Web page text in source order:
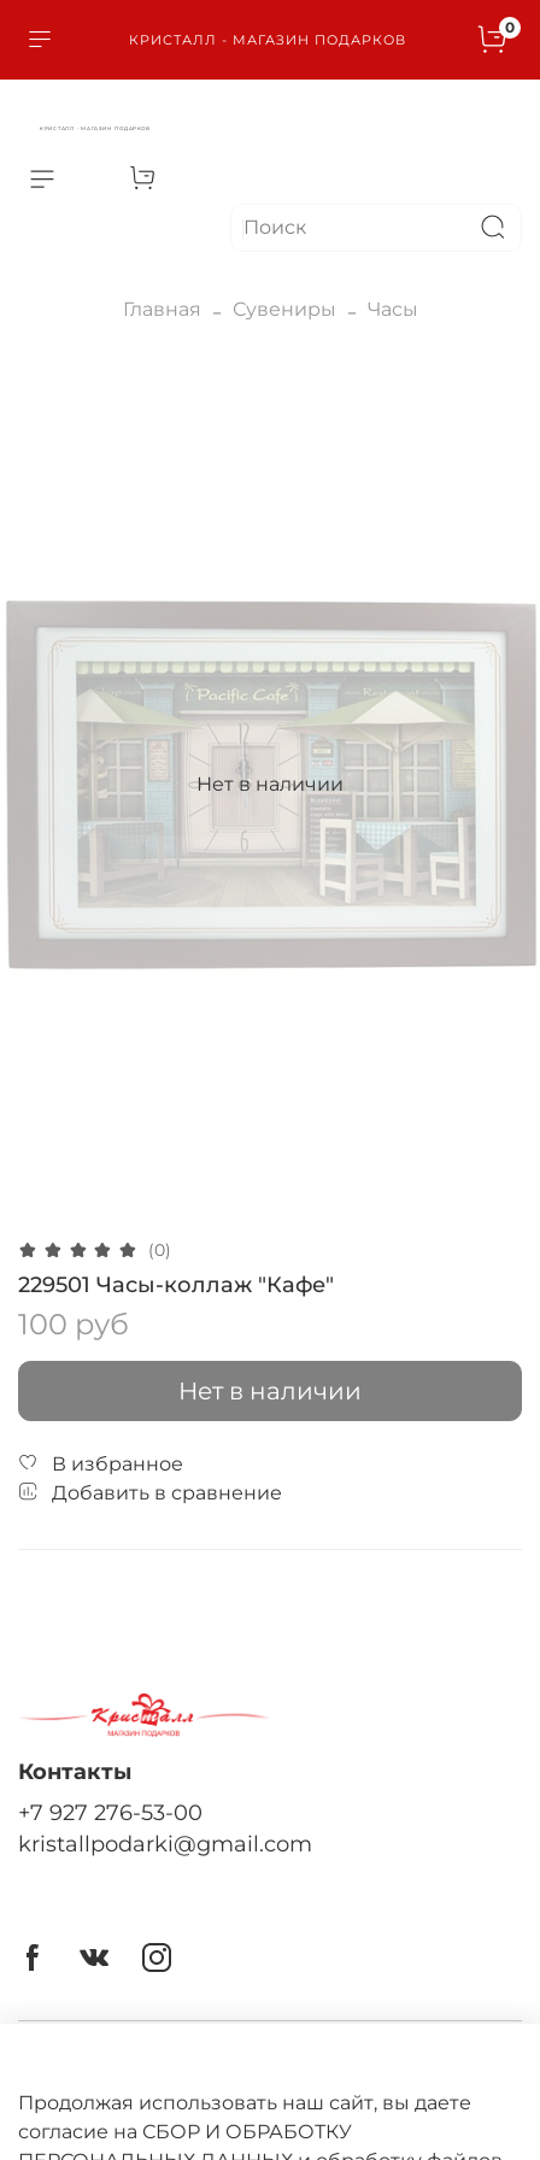
КРИСТАЛЛ - МАГАЗИН ПОДАРКОВ
0
КРИСТАЛЛ - МАГАЗИН ПОДАРКОВ
Главная Сувениры Часы
Нет в наличии
(0)
229501 Часы-коллаж "Кафе"
100 руб
Нет в наличии
В избранное
Добавить в сравнение
Оферта
Политика конфиденциальности
Контакты
+7 927 276-53-00
kristallpodarki@gmail.com
Продолжая использовать наш сайт, вы даете
согласие на СБОР И ОБРАБОТКУ